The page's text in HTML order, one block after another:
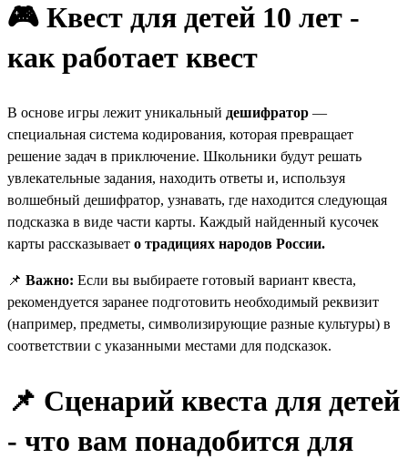
🎮 Квест для детей 10 лет -
как работает квест
В основе игры лежит уникальный дешифратор —
специальная система кодирования, которая превращает
решение задач в приключение. Школьники будут решать
увлекательные задания, находить ответы и, используя
волшебный дешифратор, узнавать, где находится следующая
подсказка в виде части карты. Каждый найденный кусочек
карты рассказывает о традициях народов России.
📌 Важно: Если вы выбираете готовый вариант квеста,
рекомендуется заранее подготовить необходимый реквизит
(например, предметы, символизирующие разные культуры) в
соответствии с указанными местами для подсказок.
📌 Сценарий квеста для детей
- что вам понадобится для